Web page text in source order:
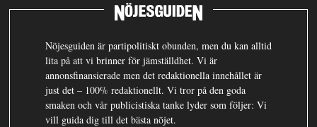
Nöjesguiden är partipolitiskt obunden, men du kan alltid
lita på att vi brinner för jämställdhet. Vi är
annonsfinansierade men det redaktionella innehållet är
just det – 100% redaktionellt. Vi tror på den goda
smaken och vår publicistiska tanke lyder som följer: Vi
vill guida dig till det bästa nöjet.